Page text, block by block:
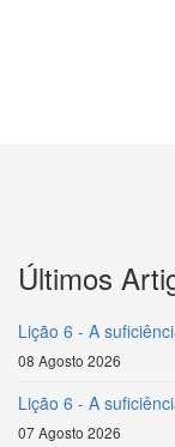
Últimos
Lição 6 - A
08 Agosto 2026
Lição 6 - A
07 Agosto 2026